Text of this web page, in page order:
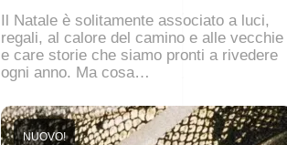
Il Natale è solitamente associato a luci,
regali, al calore del camino e alle vecchie
e care storie che siamo pronti a rivedere
ogni anno. Ma cosa…
NUOVO!